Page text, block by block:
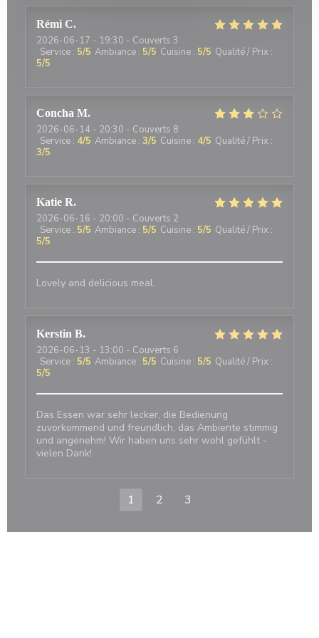
Rémi C
2026-06-17 - 19:30 - Couverts 3
Service : 5/5 Ambiance : 5/5 Cuisine : 5/5 Qualité / Prix :
5/5
Concha M
2026-06-14 - 20:30 - Couverts 8
Service : 4/5 Ambiance : 3/5 Cuisine : 4/5 Qualité / Prix :
3/5
Katie R
2026-06-16 - 20:00 - Couverts 2
Service : 5/5 Ambiance : 5/5 Cuisine : 5/5 Qualité / Prix :
5/5
Lovely and delicious meal.
Kerstin B
2026-06-13 - 13:00 - Couverts 6
Service : 5/5 Ambiance : 5/5 Cuisine : 5/5 Qualité / Prix :
5/5
Das Essen war sehr lecker, die Bedienung
zuvorkommend und freundlich, das Ambiente stimmig
und angenehm! Wir haben uns sehr wohl gefühlt -
vielen Dank!
1 2 3